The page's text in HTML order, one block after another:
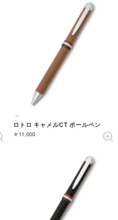
ロトロ キャメルCT ボールペン
￥11,000